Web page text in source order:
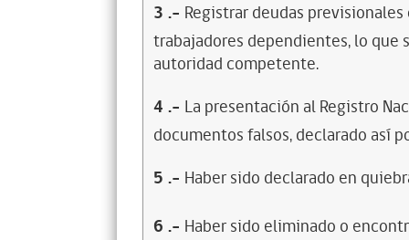
3 .- Registrar deudas
trabajadores dependientes, lo
autoridad competente.
4 .- La presentación al Registro
documentos falsos, declarado así
5 .- Haber sido declarado en
6 .- Haber sido eliminado o